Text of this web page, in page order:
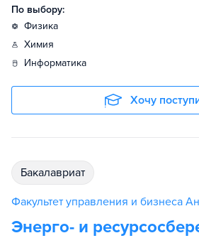
По выбору:
физика
химия
информатика
Хочу
бакалавриат
Факультет управления и бизнеса
Энерго- и